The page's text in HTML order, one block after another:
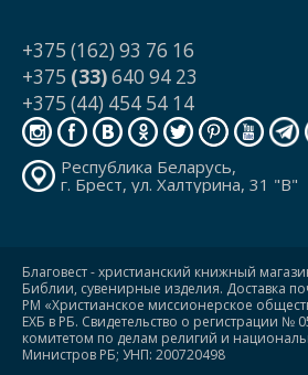
+375 (162) 93 76 16
+375 (33)640 94 23
+375 (44) 454 54 14
Республика Беларусь,
г. Брест, ул. Халтурина, 31 "В"
Благовест - христианский книжный
Библии, сувенирные изделия. Доставка
РМ «Христианское миссионерское
ЕХБ в РБ. Свидетельство о регистрации №
комитетом по делам религий и
Министров РБ; УНП: 200720498